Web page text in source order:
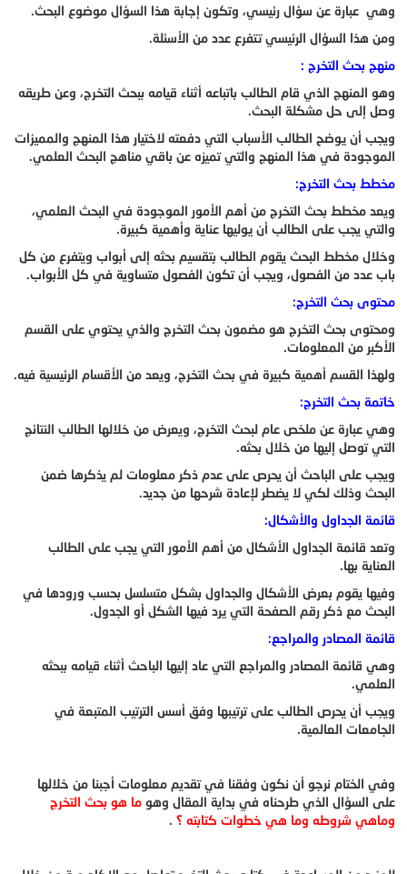
وهي عبارة عن سؤال رئيسي، وتكون إجابة هذا السؤال موضوع البحث.
ومن هذا السؤال الرئيسي تتفرع عدد من الأسئلة.
منهج بحث التخرج :
وهو المنهج الذي قام الطالب باتباعه أثناء قيامه ببحث التخرج، وعن طريقه
وصل إلى حل مشكلة البحث.
ويجب أن يوضح الطالب الأسباب التي دفعته لاختيار هذا المنهج والمميزات
الموجودة في هذا المنهج والتي تميزه عن باقي مناهج البحث العلمي.
مخطط بحث التخرج:
ويعد مخطط بحث التخرج من أهم الأمور الموجودة في البحث العلمي،
والتي يجب على الطالب أن يوليها عناية وأهمية كبيرة.
وخلال مخطط البحث يقوم الطالب بتقسيم بحثه إلى أبواب ويتفرع من كل
باب عدد من الفصول، ويجب أن تكون الفصول متساوية في كل الأبواب.
محتوى بحث التخرج:
ومحتوى بحث التخرج هو مضمون بحث التخرج والذي يحتوي على القسم
الأكبر من المعلومات.
ولهذا القسم أهمية كبيرة في بحث التخرج، ويعد من الأقسام الرئيسية فيه.
خاتمة بحث التخرج:
وهي عبارة عن ملخص عام لبحث التخرج، ويعرض من خلالها الطالب النتائج
التي توصل إليها من خلال بحثه.
ويجب على الباحث أن يحرص على عدم ذكر معلومات لم يذكرها ضمن
البحث وذلك لكي لا يضطر لإعادة شرحها من جديد.
قائمة الجداول والأشكال:
وتعد قائمة الجداول الأشكال من أهم الأمور التي يجب على الطالب
العناية بها.
وفيها يقوم بعرض الأشكال والجداول بشكل متسلسل بحسب ورودها في
البحث مع ذكر رقم الصفحة التي يرد فيها الشكل أو الجدول.
قائمة المصادر والمراجع:
وهي قائمة المصادر والمراجع التي عاد إليها الباحث أثناء قيامه ببحثه
العلمي.
ويجب أن يحرص الطالب على ترتيبها وفق أسس الترتيب المتبعة في
الجامعات العالمية.
وفي الختام نرجو أن نكون وفقنا في تقديم معلومات أجبنا من خلالها
على السؤال الذي طرحناه في بداية المقال وهو ما هو بحث التخرج
وماهي شروطه وما هي خطوات كتابته ؟ .